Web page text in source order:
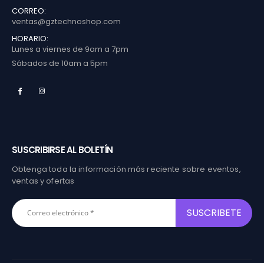
CORREO:
ventas@gztechnoshop.com
HORARIO:
Lunes a viernes de 9am a 7pm
Sábados de 10am a 5pm
SUSCRIBIRSE AL BOLETÍN
Obtenga toda la información más reciente sobre eventos,
ventas y ofertas